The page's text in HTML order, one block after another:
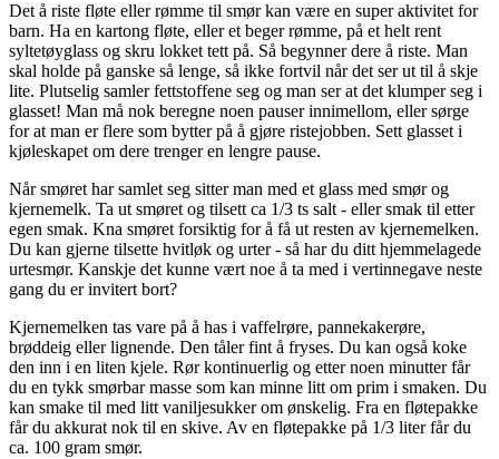
Det å riste fløte eller rømme til smør kan være en super aktivitet for
barn. Ha en kartong fløte, eller et beger rømme, på et helt rent
syltetøyglass og skru lokket tett på. Så begynner dere å riste. Man
skal holde på ganske så lenge, så ikke fortvil når det ser ut til å skje
lite. Plutselig samler fettstoffene seg og man ser at det klumper seg i
glasset! Man må nok beregne noen pauser innimellom, eller sørge
for at man er flere som bytter på å gjøre ristejobben. Sett glasset i
kjøleskapet om dere trenger en lengre pause.
Når smøret har samlet seg sitter man med et glass med smør og
kjernemelk. Ta ut smøret og tilsett ca 1/3 ts salt - eller smak til etter
egen smak. Kna smøret forsiktig for å få ut resten av kjernemelken.
Du kan gjerne tilsette hvitløk og urter - så har du ditt hjemmelagede
urtesmør. Kanskje det kunne vært noe å ta med i vertinnegave neste
gang du er invitert bort?
Kjernemelken tas vare på å has i vaffelrøre, pannekakerøre,
brøddeig eller lignende. Den tåler fint å fryses. Du kan også koke
den inn i en liten kjele. Rør kontinuerlig og etter noen minutter får
du en tykk smørbar masse som kan minne litt om prim i smaken. Du
kan smake til med litt vaniljesukker om ønskelig. Fra en fløtepakke
får du akkurat nok til en skive. Av en fløtepakke på 1/3 liter får du
ca. 100 gram smør.